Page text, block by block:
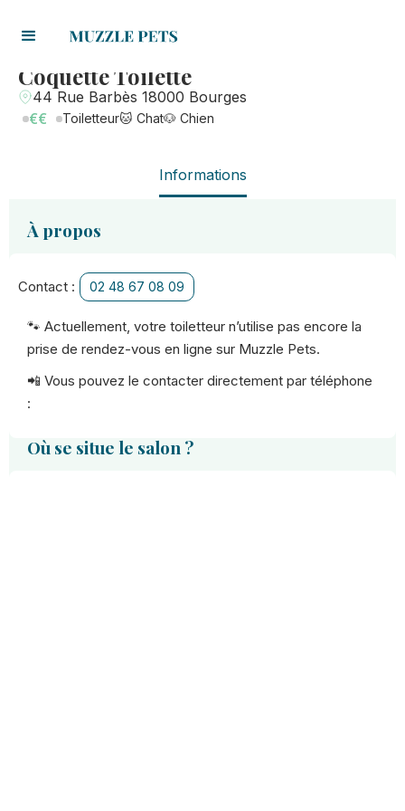
Coquette Toilette
44 Rue Barbès 18000 Bourges
€€ Toiletteur🐱 Chat🐶 Chien
Informations
À propos
Contact : 02 48 67 08 09
🐾 Actuellement, votre toiletteur n’utilise pas encore la
prise de rendez-vous en ligne sur Muzzle Pets.
📲 Vous pouvez le contacter directement par téléphone
:
Où se situe le salon ?